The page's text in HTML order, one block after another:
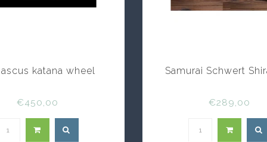
katana wheel
€450,00
Samurai Schwert
€289,00